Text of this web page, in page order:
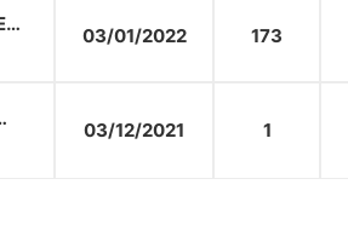
03/01/2022 173
03/12/2021 1